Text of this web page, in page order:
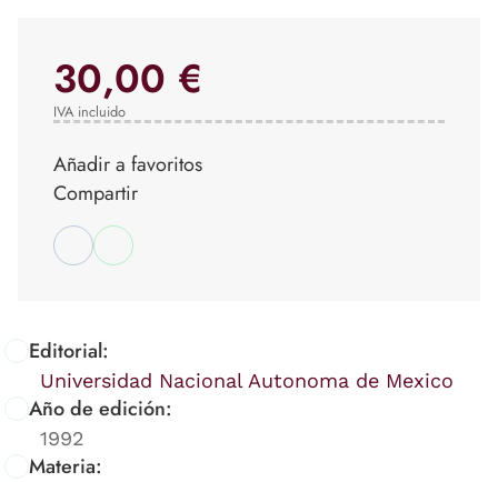
Editorial:
Universidad Nacional Autonoma de Mexico
Año de edición:
1992
Materia:
30,00 €
IVA incluido
Añadir a favoritos
Compartir